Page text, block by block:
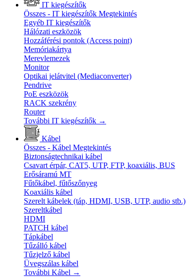
IT kiegészítők
Összes - IT kiegészítők Megtekintés
Egyéb IT kiegészítők
Hálózati eszközök
Hozzáférési pontok (Access point)
Memóriakártya
Merevlemezek
Monitor
Optikai jelátvitel (Mediaconverter)
Pendrive
PoE eszközök
RACK szekrény
Router
További IT kiegészítők →
Kábel
Összes - Kábel Megtekintés
Biztonságtechnikai kábel
Csavart érpár, CAT5, UTP, FTP, koaxiális, BUS
Erősáramú MT
Fűtőkábel, fűtőszőnyeg
Koaxiális kábel
Szerelt kábelek (táp, HDMI, USB, UTP, audio stb.)
Szereltkábel
HDMI
PATCH kábel
Tápkábel
Tűzálló kábel
Tűzjelző kábel
Üvegszálas kábel
További Kábel →